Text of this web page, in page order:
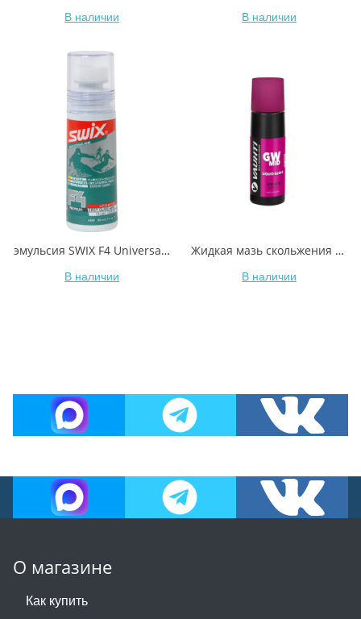
В наличии В наличии
эмульсия SWIX F4 Universal Glide Wax, 80ml
В наличии
Жидкая мазь скольжения VAUHTI GW MID EV-341-LGWM +0/-5°C 80 мл
В наличии
О магазине
Как купить